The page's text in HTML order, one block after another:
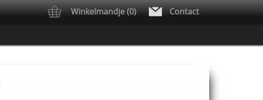
Winkelmandje (0) Contact